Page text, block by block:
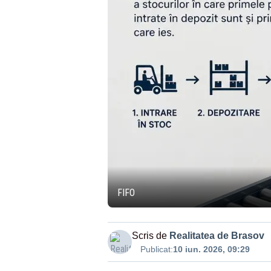
FIFO
Scris de Realitatea de Brasov
Publicat:10 iun. 2026, 09:29